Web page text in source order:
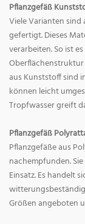
Pflanzgefäß
Viele Varianten
gefertigt. Dieses
verarbeiten. So ist
Oberflächenstruktur
aus Kunststoff sind
können leicht
Tropfwasser greift
Pflanzgefäß
Pflanzgefäße aus
nachempfunden.
Einsatz. Es handelt
Größen angeboten